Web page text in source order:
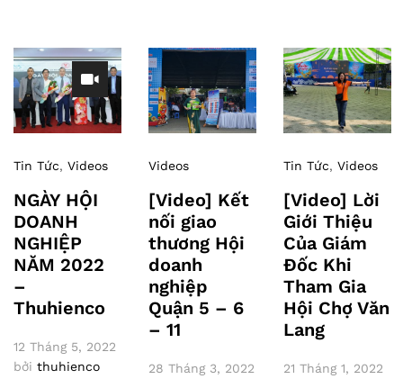
Tin Tức, Videos
NGÀY HỘI
DOANH
NGHIỆP
NĂM 2022
–
Thuhienco
12 Tháng 5, 2022
bởi thuhienco
Videos
[Video] Kết
nối giao
thương Hội
doanh
nghiệp
Quận 5 – 6
– 11
28 Tháng 3, 2022
Tin Tức, Videos
[Video] Lời
Giới Thiệu
Của Giám
Đốc Khi
Tham Gia
Hội Chợ Văn
Lang
21 Tháng 1, 2022